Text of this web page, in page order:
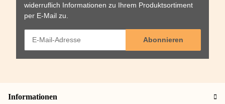
widerruflich Informationen zu Ihrem Produktsortiment
per E-Mail zu.
Abonnieren
Informationen